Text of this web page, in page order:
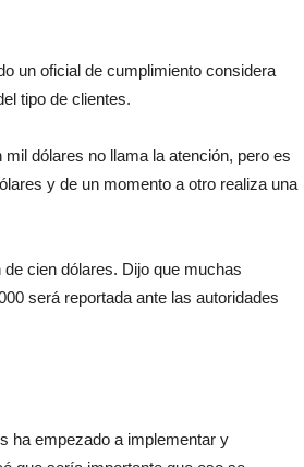
un oficial de cumplimiento considera
tipo de clientes.
dólares no llama la atención, pero es
y de un momento a otro realiza una
cien dólares. Dijo que muchas
será reportada ante las autoridades
ha empezado a implementar y